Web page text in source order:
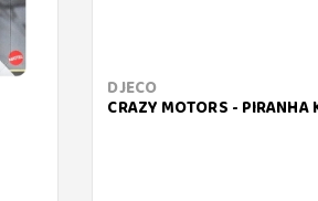
DJECO
CRAZY MOTORS - PIRANHA